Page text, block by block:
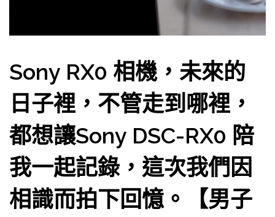
Sony RX0 相機，未來的
日子裡，不管走到哪裡，
都想讓Sony DSC-RX0 陪
我一起記錄，這次我們因
相識而拍下回憶。【男子